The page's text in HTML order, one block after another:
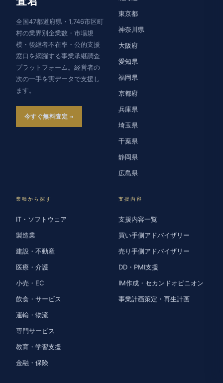
全国47都道府県・1,746市区町
村の業界別企業数・市場規
模・後継者不在率・公的支援
窓口を網羅する事業承継調査
プラットフォーム。経営者の
次の一手を実データで支援し
ます。
今すぐ無料査定
東京都
神奈川県
大阪府
愛知県
福岡県
京都府
兵庫県
埼玉県
千葉県
静岡県
広島県
業種から探す
IT・ソフトウェア
製造業
建設・不動産
医療・介護
小売・EC
飲食・サービス
運輸・物流
専門サービス
教育・学習支援
金融・保険
支援内容
支援内容一覧
買い手側アドバイザリー
売り手側アドバイザリー
DD・PMI支援
IM作成・セカンドオピニオン
事業計画策定・再生計画